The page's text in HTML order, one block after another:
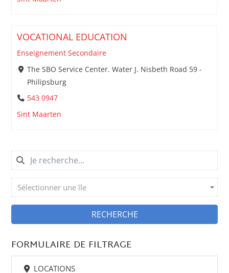
VOCATIONAL EDUCATION
Enseignement Secondaire
The SBO Service Center. Water J. Nisbeth Road 59 -
Philipsburg
543 0947
Sint Maarten
Sélectionner une île
RECHERCHE
FORMULAIRE DE FILTRAGE
LOCATIONS